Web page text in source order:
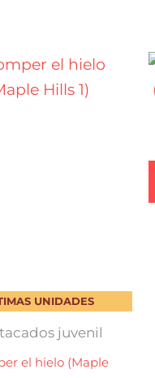
UNIDADES
juvenil
el hielo (Maple